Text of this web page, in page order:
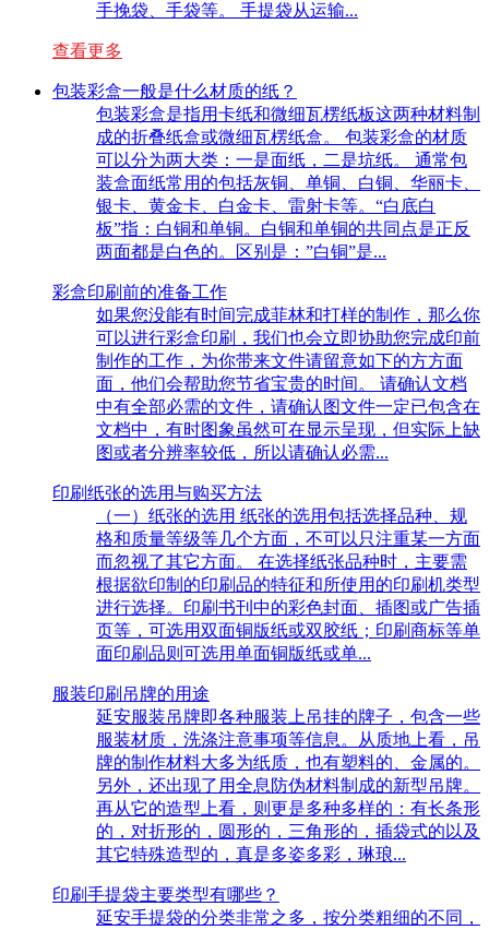
手挽袋、手袋等。 手提袋从运输...
查看更多
包装彩盒一般是什么材质的纸？
包装彩盒是指用卡纸和微细瓦楞纸板这两种材料制
成的折叠纸盒或微细瓦楞纸盒。 包装彩盒的材质
可以分为两大类：一是面纸，二是坑纸。 通常包
装盒面纸常用的包括灰铜、单铜、白铜、华丽卡、
银卡、黄金卡、白金卡、雷射卡等。“白底白
板”指：白铜和单铜。白铜和单铜的共同点是正反
两面都是白色的。区别是：”白铜”是...
彩盒印刷前的准备工作
如果您没能有时间完成菲林和打样的制作，那么你
可以进行彩盒印刷，我们也会立即协助您完成印前
制作的工作，为你带来文件请留意如下的方方面
面，他们会帮助您节省宝贵的时间。 请确认文档
中有全部必需的文件，请确认图文件一定已包含在
文档中，有时图象虽然可在显示呈现，但实际上缺
图或者分辨率较低，所以请确认必需...
印刷纸张的选用与购买方法
（一）纸张的选用 纸张的选用包括选择品种、规
格和质量等级等几个方面，不可以只注重某一方面
而忽视了其它方面。 在选择纸张品种时，主要需
根据欲印制的印刷品的特征和所使用的印刷机类型
进行选择。印刷书刊中的彩色封面、插图或广告插
页等，可选用双面铜版纸或双胶纸；印刷商标等单
面印刷品则可选用单面铜版纸或单...
服装印刷吊牌的用途
延安服装吊牌即各种服装上吊挂的牌子，包含一些
服装材质，洗涤注意事项等信息。从质地上看，吊
牌的制作材料大多为纸质，也有塑料的、金属的。
另外，还出现了用全息防伪材料制成的新型吊牌。
再从它的造型上看，则更是多种多样的：有长条形
的，对折形的，圆形的，三角形的，插袋式的以及
其它特殊造型的，真是多姿多彩，琳琅...
印刷手提袋主要类型有哪些？
延安手提袋的分类非常之多，按分类粗细的不同，